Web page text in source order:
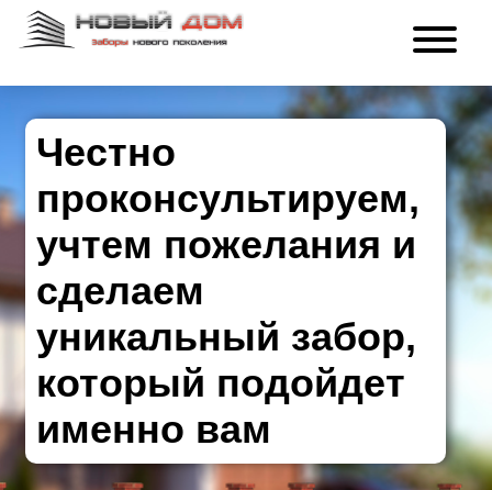
Честно
проконсультируем,
учтем пожелания и
сделаем
уникальный забор,
который подойдет
именно вам